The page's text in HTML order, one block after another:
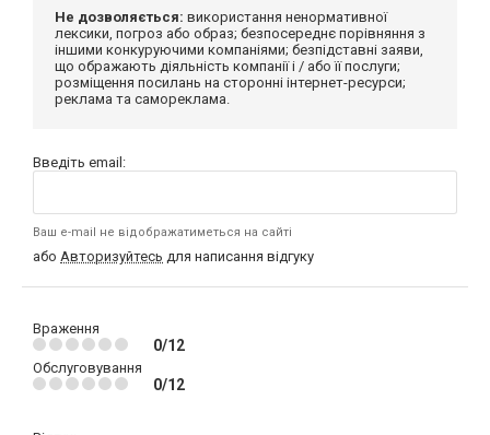
Не дозволяється: використання ненормативної
лексики, погроз або образ; безпосереднє порівняння з
іншими конкуруючими компаніями; безпідставні заяви,
що ображають діяльність компанії і / або її послуги;
розміщення посилань на сторонні інтернет-ресурси;
реклама та самореклама.
Введіть email:
Ваш e-mail не відображатиметься на сайті
або Авторизуйтесь для написання відгуку
Враження
0/12
Обслуговування
0/12